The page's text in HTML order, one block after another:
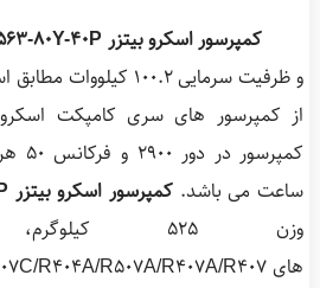
کمپرسور اسکرو بیتزر CSH7563-80Y-40P
از کمپرسور های سری کامپکت
ساعت می باشد. کمپرسور اسکرو بیتزر CSH7563-80Y-40P
وزن 525